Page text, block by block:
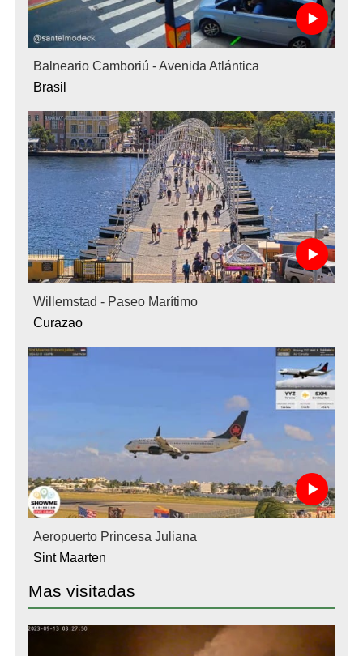
Balneario Camboriú - Avenida Atlántica
Brasil
Willemstad - Paseo Marítimo
Curazao
Aeropuerto Princesa Juliana
Sint Maarten
Mas visitadas